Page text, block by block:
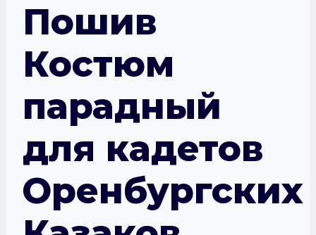
Пошив
Костюм
парадный
для кадетов
Оренбургских